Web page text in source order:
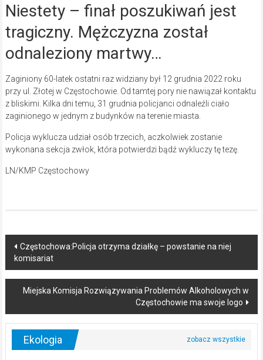
Niestety – finał poszukiwań jest
tragiczny. Mężczyzna został
odnaleziony martwy…
Zaginiony 60-latek ostatni raz widziany był 12 grudnia 2022 roku
przy ul. Złotej w Częstochowie. Od tamtej pory nie nawiązał kontaktu
z bliskimi. Kilka dni temu, 31 grudnia policjanci odnaleźli ciało
zaginionego w jednym z budynków na terenie miasta.
Policja wyklucza udział osób trzecich, aczkolwiek zostanie
wykonana sekcja zwłok, która potwierdzi bądź wykluczy tę tezę.
LN/KMP Częstochowy
Post
navigation
Częstochowa:Policja otrzyma działkę – powstanie na niej
komisariat
Miejska Komisja Rozwiązywania Problemów Alkoholowych w
Częstochowie ma swoje logo
Ekologia